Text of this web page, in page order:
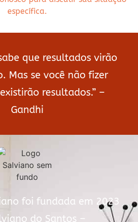
específica.
que resultados virão
Mas se você não fizer
resultados.” –
Gandhi
foi fundada em 2023
do Santos –